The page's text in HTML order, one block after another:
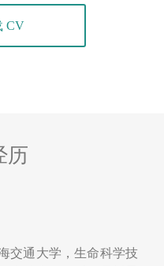
CV
历
交通大学，生命科学技